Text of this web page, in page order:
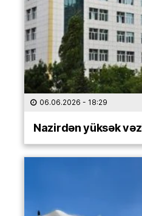
06.06.2026 - 18:29
Nazirdən yüksək